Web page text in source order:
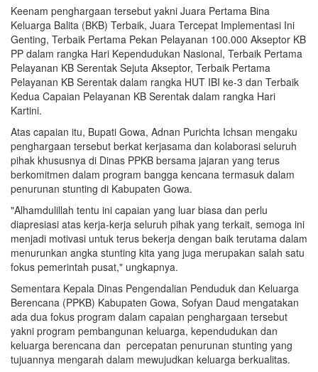
Keenam penghargaan tersebut yakni Juara Pertama Bina
Keluarga Balita (BKB) Terbaik, Juara Tercepat Implementasi Ini
Genting, Terbaik Pertama Pekan Pelayanan 100.000 Akseptor KB
PP dalam rangka Hari Kependudukan Nasional, Terbaik Pertama
Pelayanan KB Serentak Sejuta Akseptor, Terbaik Pertama
Pelayanan KB Serentak dalam rangka HUT IBI ke-3 dan Terbaik
Kedua Capaian Pelayanan KB Serentak dalam rangka Hari
Kartini.
Atas capaian itu, Bupati Gowa, Adnan Purichta Ichsan mengaku
penghargaan tersebut berkat kerjasama dan kolaborasi seluruh
pihak khususnya di Dinas PPKB bersama jajaran yang terus
berkomitmen dalam program bangga kencana termasuk dalam
penurunan stunting di Kabupaten Gowa.
"Alhamdulillah tentu ini capaian yang luar biasa dan perlu
diapresiasi atas kerja-kerja seluruh pihak yang terkait, semoga ini
menjadi motivasi untuk terus bekerja dengan baik terutama dalam
menurunkan angka stunting kita yang juga merupakan salah satu
fokus pemerintah pusat," ungkapnya.
Sementara Kepala Dinas Pengendalian Penduduk dan Keluarga
Berencana (PPKB) Kabupaten Gowa, Sofyan Daud mengatakan
ada dua fokus program dalam capaian penghargaan tersebut
yakni program pembangunan keluarga, kependudukan dan
keluarga berencana dan percepatan penurunan stunting yang
tujuannya mengarah dalam mewujudkan keluarga berkualitas.